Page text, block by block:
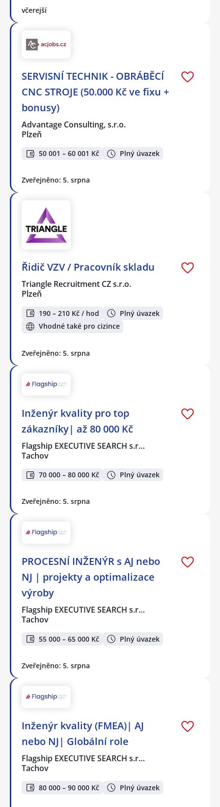
včerejší
SERVISNÍ TECHNIK - OBRÁBĚCÍ
CNC STROJE (50.000 Kč ve fixu +
bonusy)
Advantage Consulting, s.r.o.
Plzeň
50 001 – 60 001 Kč Plný úvazek
Zveřejněno: 5. srpna
Řidič VZV / Pracovník skladu
Triangle Recruitment CZ s.r.o.
Plzeň
190 – 210 Kč / hod
Plný úvazek
Vhodné také pro cizince
Zveřejněno: 5. srpna
Inženýr kvality pro top
zákazníky| až 80 000 Kč
Flagship EXECUTIVE SEARCH s.r…
Tachov
70 000 – 80 000 Kč Plný úvazek
Zveřejněno: 5. srpna
PROCESNÍ INŽENÝR s AJ nebo
NJ | projekty a optimalizace
výroby
Flagship EXECUTIVE SEARCH s.r…
Tachov
55 000 – 65 000 Kč Plný úvazek
Zveřejněno: 5. srpna
Inženýr kvality (FMEA)| AJ
nebo NJ| Globální role
Flagship EXECUTIVE SEARCH s.r…
Tachov
80 000 – 90 000 Kč Plný úvazek